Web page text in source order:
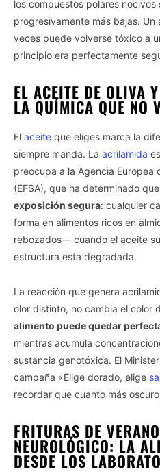
los compuestos polares
progresivamente más bajas.
veces puede volverse tóxico a
principio era perfectamente
EL ACEITE DE OLIVA
LA QUÍMICA QUE NO
El aceite que eliges marca la
siempre manda. La acrilamida
preocupa a la Agencia Europea
(EFSA), que ha determinado que
exposición segura: cualquier
forma en alimentos ricos en
rebozados— cuando el aceite
estructura está degradada.
La reacción que genera
olor distinto, no cambia el color
alimento puede quedar
mientras acumula
sustancia genotóxica. El
campaña «Elige dorado, elige
recordar que cuanto más
FRITURAS DE
NEUROLÓGICO: LA
DESDE LOS